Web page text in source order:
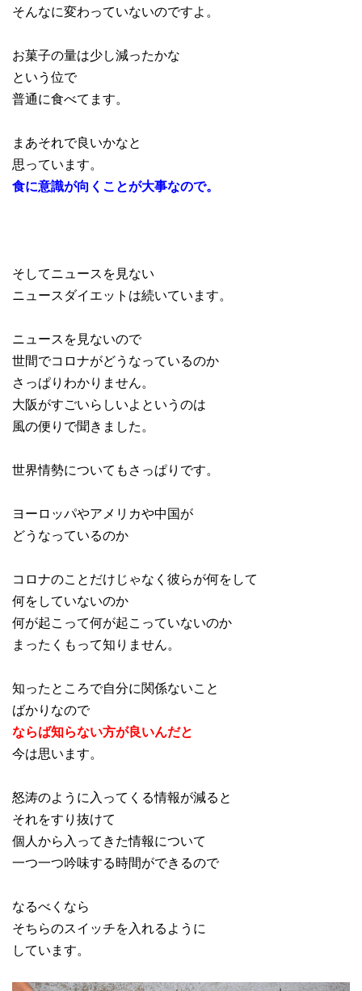
そんなに変わっていないのですよ。
お菓子の量は少し減ったかな
という位で
普通に食べてます。
まあそれで良いかなと
思っています。
食に意識が向くことが大事なので。
そしてニュースを見ない
ニュースダイエットは続いています。
ニュースを見ないので
世間でコロナがどうなっているのか
さっぱりわかりません。
大阪がすごいらしいよというのは
風の便りで聞きました。
世界情勢についてもさっぱりです。
ヨーロッパやアメリカや中国が
どうなっているのか
コロナのことだけじゃなく彼らが何をして
何をしていないのか
何が起こって何が起こっていないのか
まったくもって知りません。
知ったところで自分に関係ないこと
ばかりなので
ならば知らない方が良いんだと
今は思います。
怒涛のように入ってくる情報が減ると
それをすり抜けて
個人から入ってきた情報について
一つ一つ吟味する時間ができるので
なるべくなら
そちらのスイッチを入れるように
しています。